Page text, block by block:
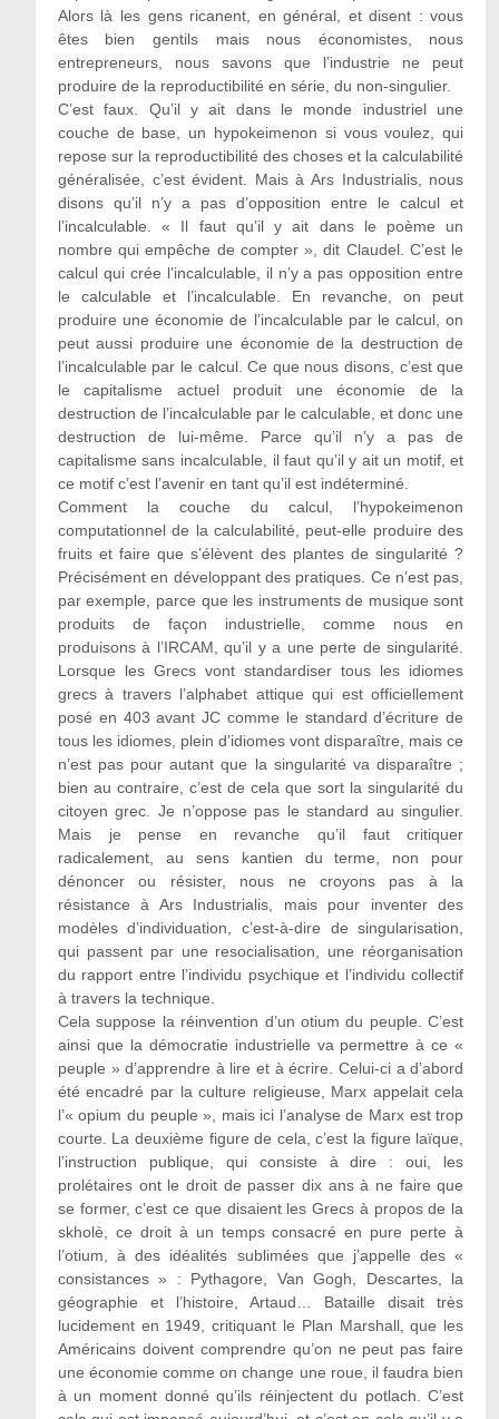
Alors là les gens ricanent, en général, et disent : vous
êtes bien gentils mais nous économistes, nous
entrepreneurs, nous savons que l’industrie ne peut
produire de la reproductibilité en série, du non-singulier.
C’est faux. Qu’il y ait dans le monde industriel une
couche de base, un hypokeimenon si vous voulez, qui
repose sur la reproductibilité des choses et la calculabilité
généralisée, c’est évident. Mais à Ars Industrialis, nous
disons qu’il n’y a pas d’opposition entre le calcul et
l’incalculable. « Il faut qu’il y ait dans le poème un
nombre qui empêche de compter », dit Claudel. C’est le
calcul qui crée l’incalculable, il n’y a pas opposition entre
le calculable et l’incalculable. En revanche, on peut
produire une économie de l’incalculable par le calcul, on
peut aussi produire une économie de la destruction de
l’incalculable par le calcul. Ce que nous disons, c’est que
le capitalisme actuel produit une économie de la
destruction de l’incalculable par le calculable, et donc une
destruction de lui-même. Parce qu’il n’y a pas de
capitalisme sans incalculable, il faut qu’il y ait un motif, et
ce motif c’est l’avenir en tant qu’il est indéterminé.
Comment la couche du calcul, l’hypokeimenon
computationnel de la calculabilité, peut-elle produire des
fruits et faire que s’élèvent des plantes de singularité ?
Précisément en développant des pratiques. Ce n’est pas,
par exemple, parce que les instruments de musique sont
produits de façon industrielle, comme nous en
produisons à l’IRCAM, qu’il y a une perte de singularité.
Lorsque les Grecs vont standardiser tous les idiomes
grecs à travers l’alphabet attique qui est officiellement
posé en 403 avant JC comme le standard d’écriture de
tous les idiomes, plein d’idiomes vont disparaître, mais ce
n’est pas pour autant que la singularité va disparaître ;
bien au contraire, c’est de cela que sort la singularité du
citoyen grec. Je n’oppose pas le standard au singulier.
Mais je pense en revanche qu’il faut critiquer
radicalement, au sens kantien du terme, non pour
dénoncer ou résister, nous ne croyons pas à la
résistance à Ars Industrialis, mais pour inventer des
modèles d’individuation, c’est-à-dire de singularisation,
qui passent par une resocialisation, une réorganisation
du rapport entre l’individu psychique et l’individu collectif
à travers la technique.
Cela suppose la réinvention d’un otium du peuple. C’est
ainsi que la démocratie industrielle va permettre à ce «
peuple » d’apprendre à lire et à écrire. Celui-ci a d’abord
été encadré par la culture religieuse, Marx appelait cela
l’« opium du peuple », mais ici l’analyse de Marx est trop
courte. La deuxième figure de cela, c’est la figure laïque,
l’instruction publique, qui consiste à dire : oui, les
prolétaires ont le droit de passer dix ans à ne faire que
se former, c’est ce que disaient les Grecs à propos de la
skholè, ce droit à un temps consacré en pure perte à
l’otium, à des idéalités sublimées que j’appelle des «
consistances » : Pythagore, Van Gogh, Descartes, la
géographie et l’histoire, Artaud… Bataille disait très
lucidement en 1949, critiquant le Plan Marshall, que les
Américains doivent comprendre qu’on ne peut pas faire
une économie comme on change une roue, il faudra bien
à un moment donné qu’ils réinjectent du potlach. C’est